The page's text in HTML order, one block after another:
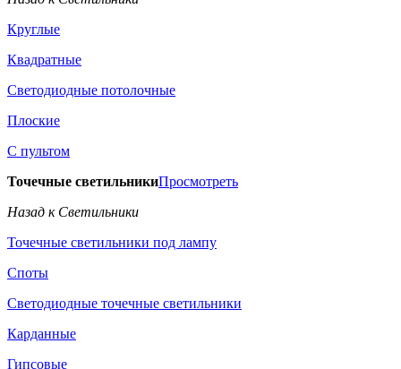
Круглые
Квадратные
Светодиодные потолочные
Плоские
С пультом
Точечные светильникиПросмотреть
Назад к Светильники
Точечные светильники под лампу
Споты
Светодиодные точечные светильники
Карданные
Гипсовые